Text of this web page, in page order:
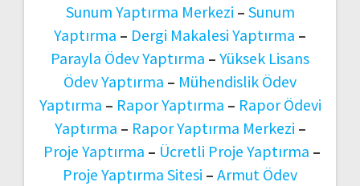
Sunum Yaptırma Merkezi – Sunum
Yaptırma – Dergi Makalesi Yaptırma –
Parayla Ödev Yaptırma – Yüksek Lisans
Ödev Yaptırma – Mühendislik Ödev
Yaptırma – Rapor Yaptırma – Rapor Ödevi
Yaptırma – Rapor Yaptırma Merkezi –
Proje Yaptırma – Ücretli Proje Yaptırma –
Proje Yaptırma Sitesi – Armut Ödev